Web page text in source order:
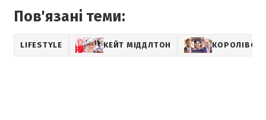
Пов'язані теми:
LIFESTYLE КЕЙТ МІДДЛТОН